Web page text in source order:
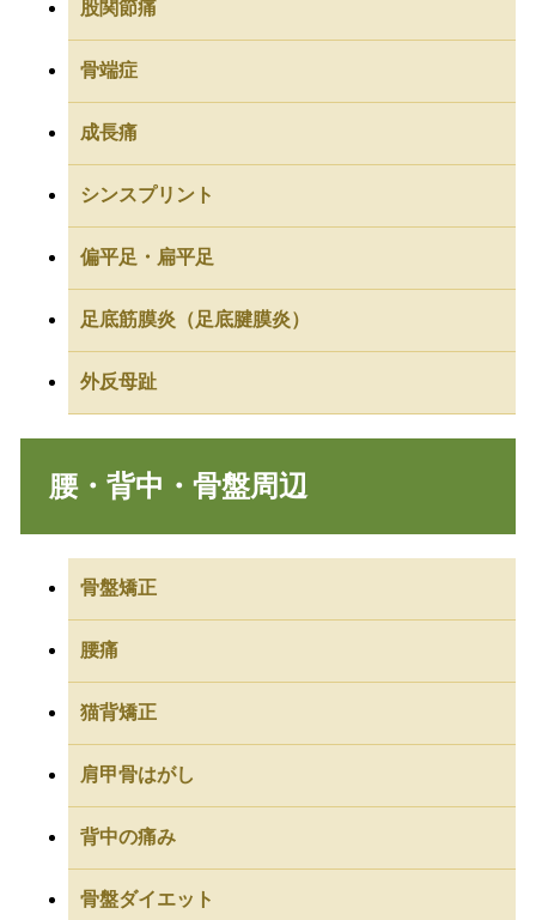
股関節痛
骨端症
成長痛
シンスプリント
偏平足・扁平足
足底筋膜炎（足底腱膜炎）
外反母趾
腰・背中・骨盤周辺
骨盤矯正
腰痛
猫背矯正
肩甲骨はがし
背中の痛み
骨盤ダイエット